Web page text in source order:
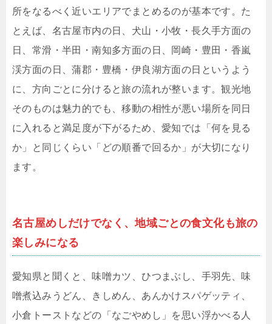
所をなるべく近いエリアでまとめるのが基本です。た
とえば、名古屋市内の日、犬山・小牧・長久手方面の
日、常滑・半田・南知多方面の日、岡崎・豊田・香嵐
渓方面の日、蒲郡・豊橋・伊良湖方面の日というよう
に、方向ごとに分けると旅の流れが整います。観光地
そのものは魅力的でも、移動の相性が悪い場所を同日
に入れると満足度が下がるため、愛知では「何を見る
か」と同じくらい「どの順番で回るか」が大切になり
ます。
名古屋めしだけでなく、地域ごとの食文化も旅の
楽しみになる
愛知県と聞くと、味噌カツ、ひつまぶし、手羽先、味
噌煮込みうどん、きしめん、あんかけスパゲッティ、
小倉トーストなどの「なごやめし」を思い浮かべる人